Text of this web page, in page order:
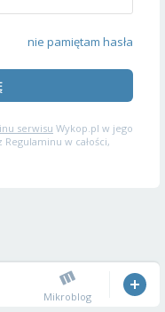
nie pamiętam hasła
serwisu Wykop.pl w jego
w całości,
Mikroblog